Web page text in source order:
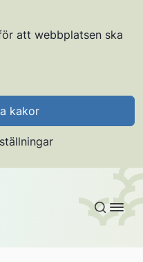
att webbplatsen ska
kakor